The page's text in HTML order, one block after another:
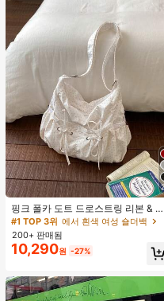
핑크 폴카 도트 드로스트링 리본 & 러
플 구름 장식 숄더백, 여성용 대용량
크로스바디 백
#1 TOP 3위 에서 흰색 여성 숄더백
거의 매진!
#1 TOP 3위 에서 흰색 여성 숄더백
거의 매진!
#1 TOP 3위 에서 흰색 여성 숄더백
거의 매진!
#1 TOP 3위 에서 흰색 여성 숄더백
200+ 판매됨
10,290원 -27%